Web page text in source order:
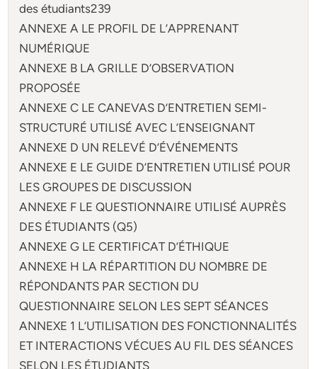
des étudiants239
ANNEXE A LE PROFIL DE L’APPRENANT
NUMÉRIQUE
ANNEXE B LA GRILLE D’OBSERVATION
PROPOSÉE
ANNEXE C LE CANEVAS D’ENTRETIEN SEMI-
STRUCTURÉ UTILISÉ AVEC L’ENSEIGNANT
ANNEXE D UN RELEVÉ D’ÉVÉNEMENTS
ANNEXE E LE GUIDE D’ENTRETIEN UTILISÉ POUR
LES GROUPES DE DISCUSSION
ANNEXE F LE QUESTIONNAIRE UTILISÉ AUPRÈS
DES ÉTUDIANTS (Q5)
ANNEXE G LE CERTIFICAT D’ÉTHIQUE
ANNEXE H LA RÉPARTITION DU NOMBRE DE
RÉPONDANTS PAR SECTION DU
QUESTIONNAIRE SELON LES SEPT SÉANCES
ANNEXE 1 L’UTILISATION DES FONCTIONNALITÉS
ET INTERACTIONS VÉCUES AU FIL DES SÉANCES
SELON LES ÉTUDIANTS